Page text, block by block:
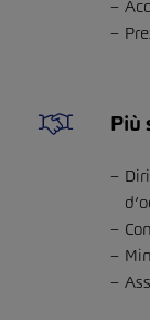
Più